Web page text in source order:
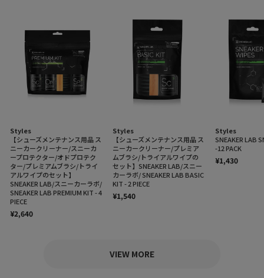
Styles
【シューズメンテナンス用品 ス
ニーカークリーナー/スニーカ
ープロテクター/オドプロテク
ター/プレミアムブラシ/トライ
アルワイプのセット】
SNEAKER LAB/スニーカーラボ/
SNEAKER LAB PREMIUM KIT - 4
PIECE
¥2,640
Styles
【シューズメンテナンス用品 ス
ニーカークリーナー/プレミア
ムブラシ/トライアルワイプの
セット】SNEAKER LAB/スニー
カーラボ/ SNEAKER LAB BASIC
KIT - 2 PIECE
¥1,540
Styles
SNEAKER LAB
-12 PACK
¥1,430
VIEW MORE